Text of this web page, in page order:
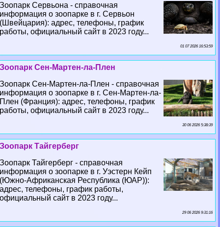
Зоопарк Сервьона - справочная
информация о зоопарке в г. Сервьон
(Швейцария): адрес, телефоны, график
работы, официальный сайт в 2023 году...
01 07 2026 16:53:59
Зоопарк Сен-Мартен-ла-Плен
Зоопарк Сен-Мартен-ла-Плен - справочная
информация о зоопарке в г. Сен-Мартен-ла-
Плен (Франция): адрес, телефоны, график
работы, официальный сайт в 2023 году...
30 06 2026 5:38:39
Зоопарк Тайгерберг
Зоопарк Тайгерберг - справочная
информация о зоопарке в г. Уэстерн Кейп
(Южно-Африканская Республика (ЮАР)):
адрес, телефоны, график работы,
официальный сайт в 2023 году...
29 06 2026 9:31:16